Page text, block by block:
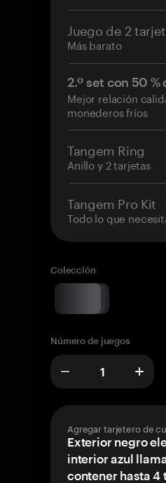
Juego de 2
Más barato
2.º set con 50
Mejor relación
monederos fríos
Tangem Ring
Anillo y 2 tarjetas
Tangem Pro Kit
Todo lo que
Colección
Número de juegos
Agregar tarjetero de
Exterior negro
interior azul
contener hasta 4